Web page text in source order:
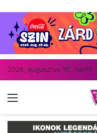
2026, augusztus 10., hétfő
Menü